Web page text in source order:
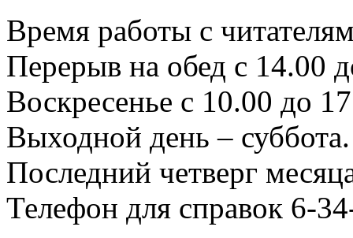
Время работы с
Перерыв на обед с 14.00
Воскресенье с 10.00 до
Выходной день – суббота.
Последний четверг
Телефон для справок 6-